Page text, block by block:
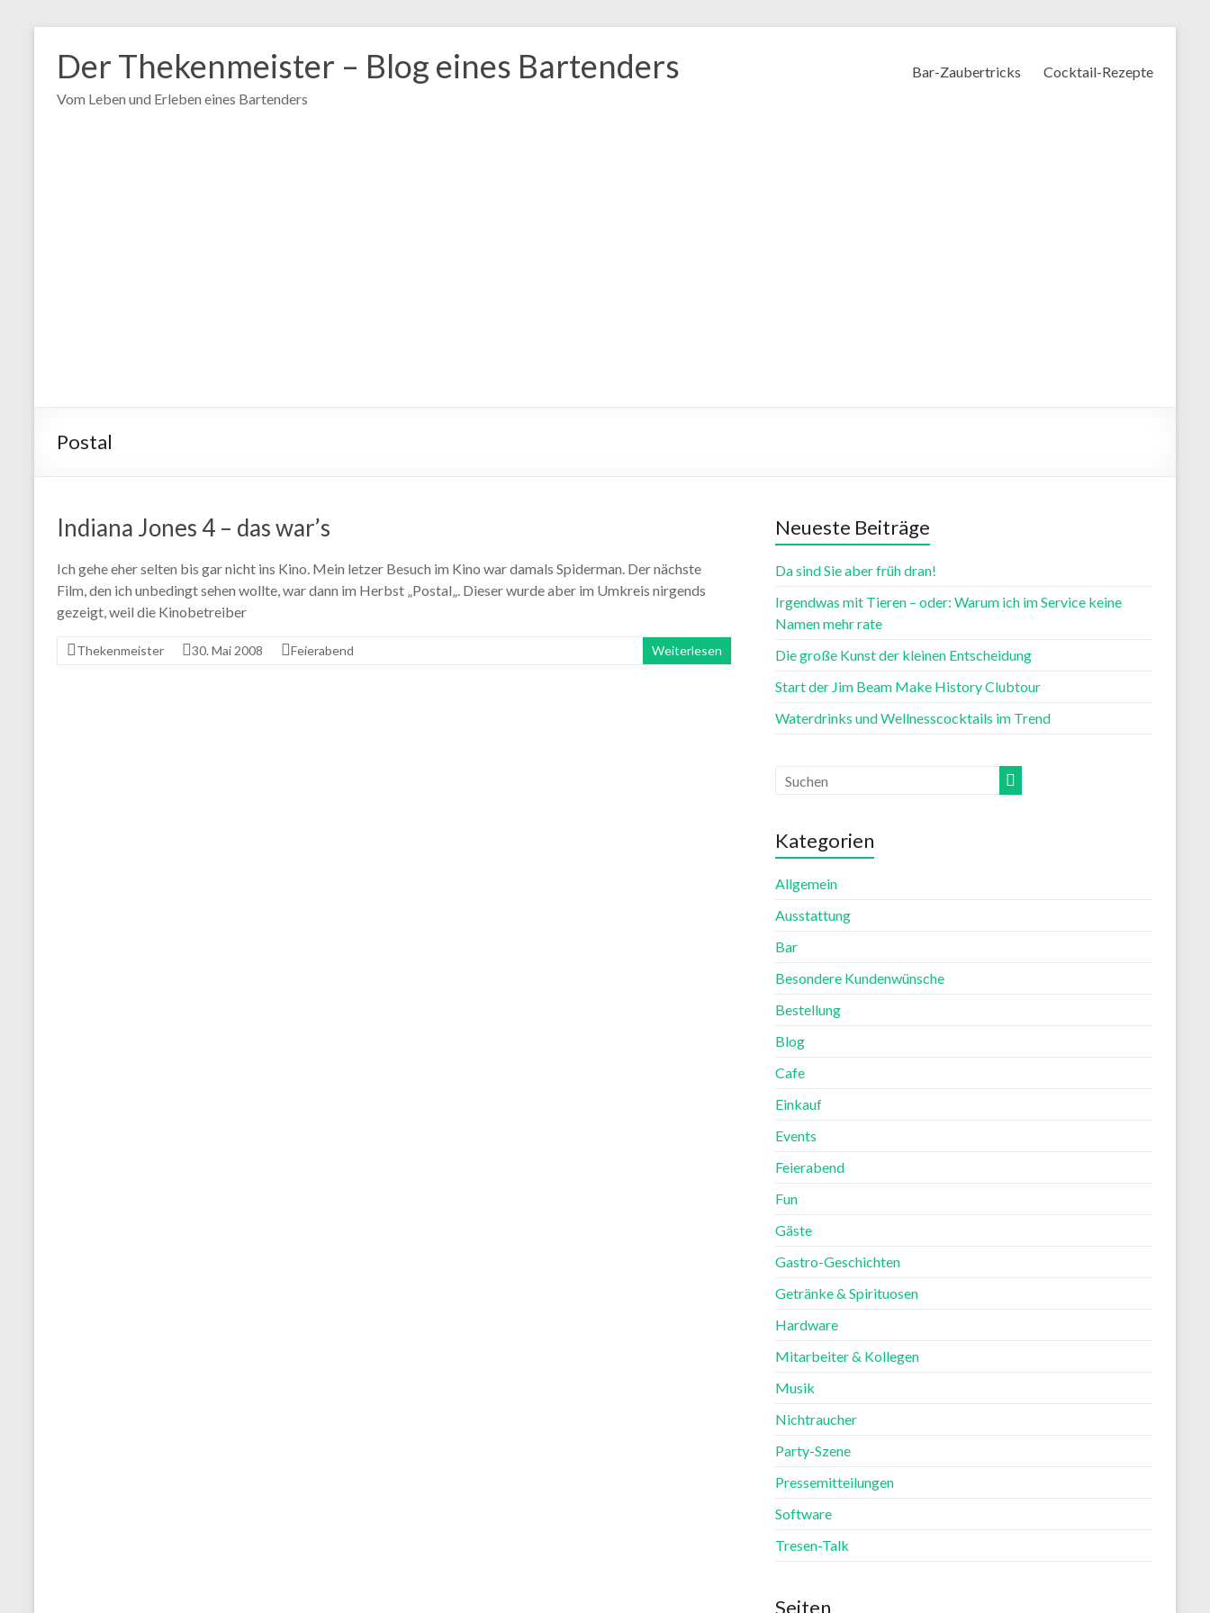
Inhalt
springen
Der Thekenmeister – Blog eines Bartenders
Vom Leben und Erleben eines Bartenders
Bar-Zaubertricks Cocktail-Rezepte
Postal
Indiana Jones 4 – das war’s
Ich gehe eher selten bis gar nicht ins Kino. Mein letzer Besuch im Kino war damals Spiderman. Der nächste
Film, den ich unbedingt sehen wollte, war dann im Herbst „Postal„. Dieser wurde aber im Umkreis nirgends
gezeigt, weil die Kinobetreiber
Thekenmeister 30. Mai 2008 Feierabend Weiterlesen
Neueste Beiträge
Da sind Sie aber früh dran!
Irgendwas mit Tieren – oder: Warum ich im Service keine
Namen mehr rate
Die große Kunst der kleinen Entscheidung
Start der Jim Beam Make History Clubtour
Waterdrinks und Wellnesscocktails im Trend
Kategorien
Allgemein
Ausstattung
Bar
Besondere Kundenwünsche
Bestellung
Blog
Cafe
Einkauf
Events
Feierabend
Fun
Gäste
Gastro-Geschichten
Getränke & Spirituosen
Hardware
Mitarbeiter & Kollegen
Musik
Nichtraucher
Party-Szene
Pressemitteilungen
Software
Tresen-Talk
Seiten